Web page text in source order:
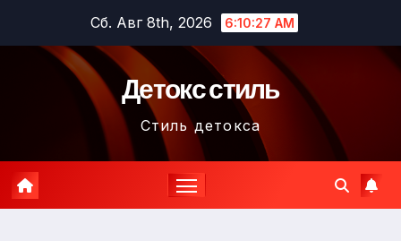
содержимому
Сб. Авг 8th, 2026 6:10:28 AM
Детокс стиль
Стиль детокса